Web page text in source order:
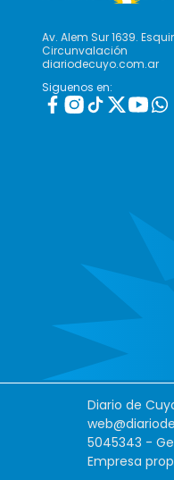
Av. Alem Sur 1639.
Circunvalación
diariodecuyo.com.ar
Siguenos en:
Diario de
5045343 -
Empresa